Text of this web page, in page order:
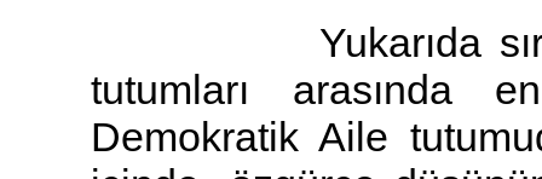
Yukarıda
tutumları arasında
Demokratik Aile